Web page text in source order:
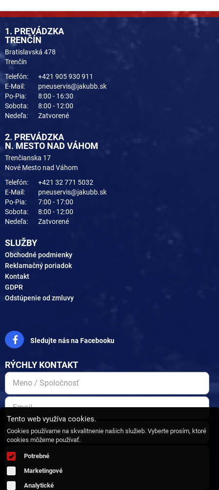
1. PREVÁDZKA
TRENČÍN
Bratislavská 478
Trenčín
Telefón:
+421 905 930 911
E-Mail:
pneuservis@jakubb.sk
Po-Pia:
8:00 - 16:30
Sobota:
8:00 - 12:00
Nedeľa:
Zatvorené
2. PREVÁDZKA
N. MESTO NAD VÁHOM
Trenčianska 17
Nové Mesto nad Váhom
Telefón:
+421 32 771 5032
E-Mail:
pneuservis@jakubb.sk
Po-Pia:
7:00 - 17:00
Sobota:
8:00 - 12:00
Nedeľa:
Zatvorené
SLUŽBY
Obchodné podmienky
Reklamačný poriadok
Kontakt
GDPR
Odstúpenie od zmluvy
Sledujte nás na Facebooku
RÝCHLY KONTAKT
Tento web využíva cookies.
Cookies používame na skvalitnenie našich služieb. Vyberte prosím, ktoré
cookies môžeme používať.
Potrebné
Marketingové
Analytické